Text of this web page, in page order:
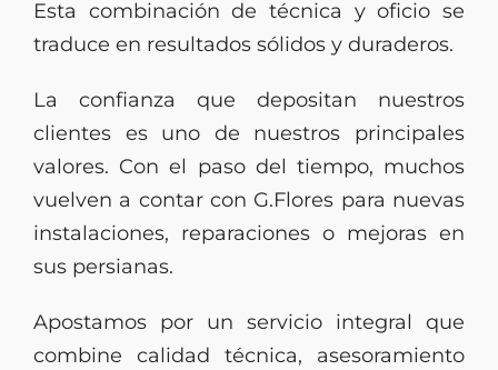
Esta combinación de técnica y oficio se
traduce en resultados sólidos y duraderos.
La confianza que depositan nuestros
clientes es uno de nuestros principales
valores. Con el paso del tiempo, muchos
vuelven a contar con G.Flores para nuevas
instalaciones, reparaciones o mejoras en
sus persianas.
Apostamos por un servicio integral que
combine calidad técnica, asesoramiento